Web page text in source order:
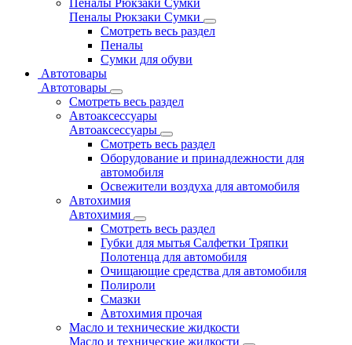
Пеналы Рюкзаки Сумки
Пеналы Рюкзаки Сумки
Смотреть весь раздел
Пеналы
Сумки для обуви
Автотовары
Автотовары
Смотреть весь раздел
Автоаксессуары
Автоаксессуары
Смотреть весь раздел
Оборудование и принадлежности для
автомобиля
Освежители воздуха для автомобиля
Автохимия
Автохимия
Смотреть весь раздел
Губки для мытья Салфетки Тряпки
Полотенца для автомобиля
Очищающие средства для автомобиля
Полироли
Смазки
Автохимия прочая
Масло и технические жидкости
Масло и технические жидкости